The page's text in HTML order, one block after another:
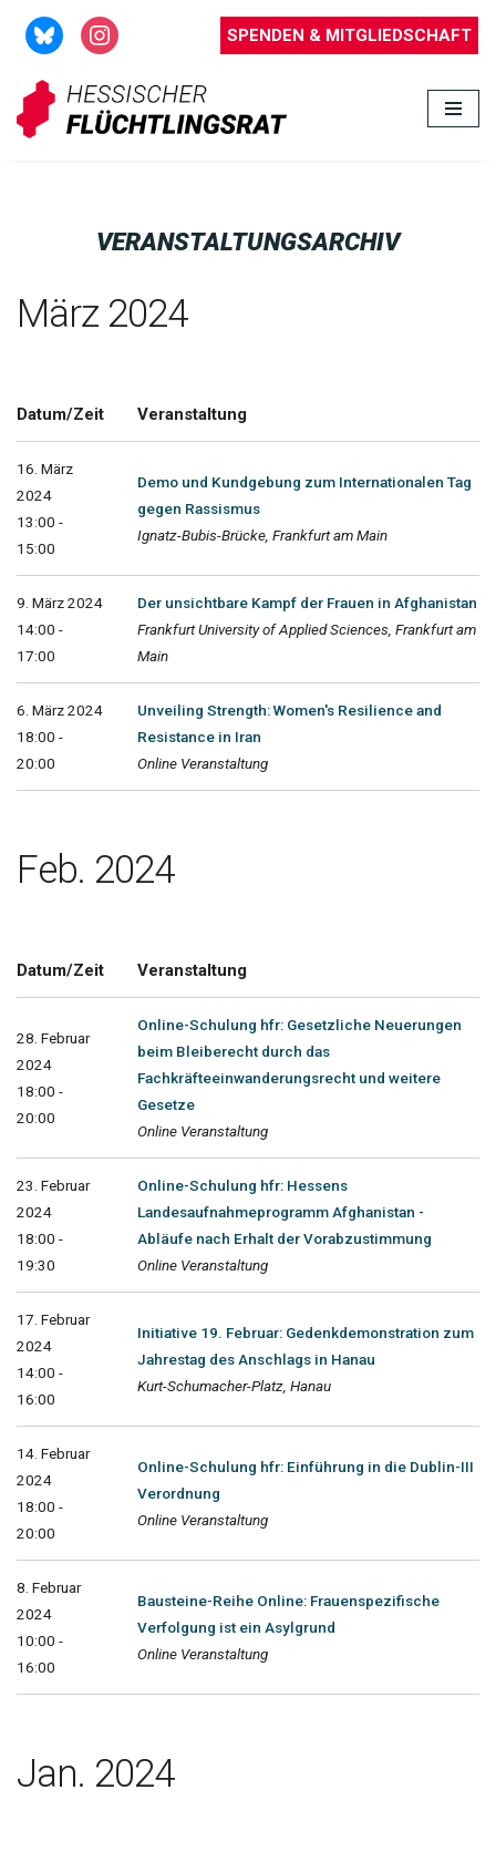
Zum
Inhalt
springen
SPENDEN & MITGLIEDSCHAFT
VERANSTALTUNGSARCHIV
März 2024
Datum/Zeit Veranstaltung
16. März
2024
13:00 -
15:00
Demo und Kundgebung zum Internationalen Tag
gegen Rassismus
Ignatz-Bubis-Brücke, Frankfurt am Main
9. März 2024
14:00 -
17:00
Der unsichtbare Kampf der Frauen in Afghanistan
Frankfurt University of Applied Sciences, Frankfurt am
Main
6. März 2024
18:00 -
20:00
Unveiling Strength: Women's Resilience and
Resistance in Iran
Online Veranstaltung
Feb. 2024
Datum/Zeit Veranstaltung
28. Februar
2024
18:00 -
20:00
Online-Schulung hfr: Gesetzliche Neuerungen
beim Bleiberecht durch das
Fachkräfteeinwanderungsrecht und weitere
Gesetze
Online Veranstaltung
23. Februar
2024
18:00 -
19:30
Online-Schulung hfr: Hessens
Landesaufnahmeprogramm Afghanistan -
Abläufe nach Erhalt der Vorabzustimmung
Online Veranstaltung
17. Februar
2024
14:00 -
16:00
Initiative 19. Februar: Gedenkdemonstration zum
Jahrestag des Anschlags in Hanau
Kurt-Schumacher-Platz, Hanau
14. Februar
2024
18:00 -
20:00
Online-Schulung hfr: Einführung in die Dublin-III
Verordnung
Online Veranstaltung
8. Februar
2024
10:00 -
16:00
Bausteine-Reihe Online: Frauenspezifische
Verfolgung ist ein Asylgrund
Online Veranstaltung
Jan. 2024